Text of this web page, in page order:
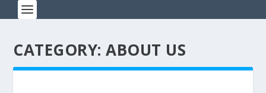
CATEGORY: ABOUT US